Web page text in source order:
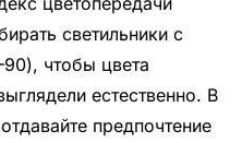
светильники с
чтобы цвета
естественно. В
предпочтение